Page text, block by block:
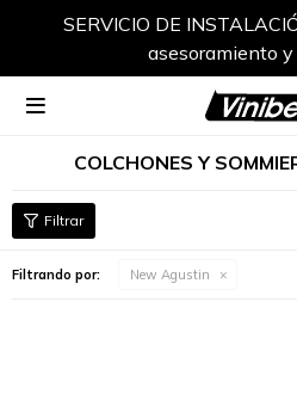
SERVICIO DE
asesoramiento

COLCHONES Y
Filtrando por: New Agustin